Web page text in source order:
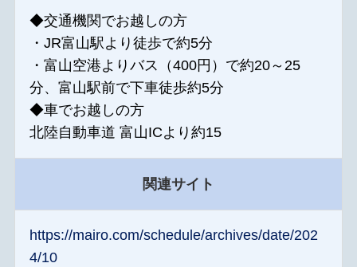
◆交通機関でお越しの方
・JR富山駅より徒歩で約5分
・富山空港よりバス（400円）で約20～25
分、富山駅前で下車徒歩約5分
◆車でお越しの方
北陸自動車道 富山ICより約15
関連サイト
https://mairo.com/schedule/archives/date/202
4/10